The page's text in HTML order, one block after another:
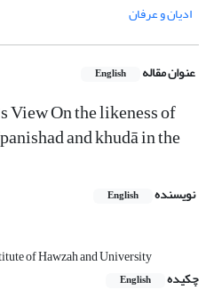
ادیان و عرفان
عنوان مقاله English
View On the likeness of
and khudā in the
نویسنده English
of Hawzah and University
چکیده
English